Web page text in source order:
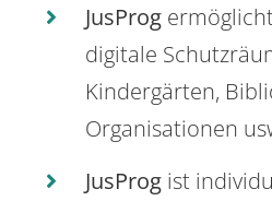
JusProg
digitale
Kindergärten,
Organisationen
JusProg ist